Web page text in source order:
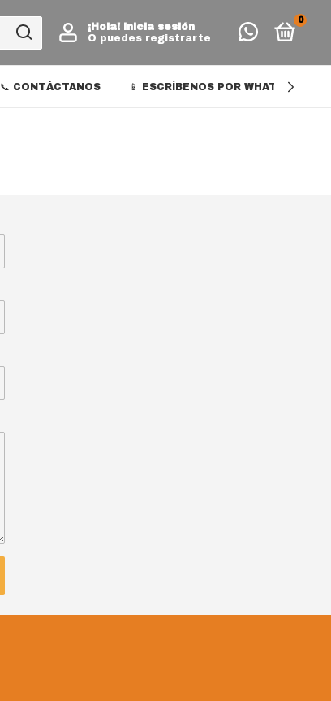
¡Hola!
Inicia sesión
O puedes registrarte
0
📞 CONTÁCTANOS 📱 ESCRÍBENOS POR WHATSAPP